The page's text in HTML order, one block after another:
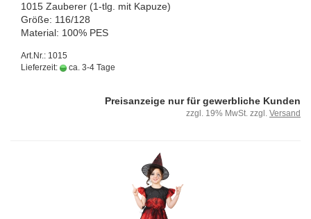
1015 Zau­be­rer (1-tlg. mit Ka­pu­ze)
Größe: 116/128
Ma­te­ri­al: 100% PES
Art.Nr.: 1015
Lieferzeit:
ca. 3-4 Tage
Preisanzeige nur für gewerbliche Kunden
zzgl. 19% MwSt. zzgl. Versand